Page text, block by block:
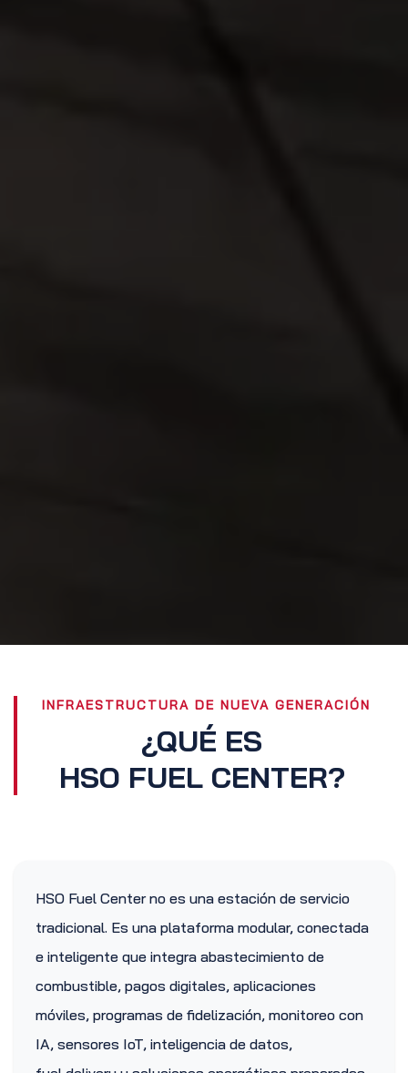
INFRAESTRUCTURA DE NUEVA GENERACIÓN
¿QUÉ ES
HSO FUEL CENTER?
HSO Fuel Center no es una estación de servicio
tradicional. Es una plataforma modular, conectada
e inteligente que integra abastecimiento de
combustible, pagos digitales, aplicaciones
móviles, programas de fidelización, monitoreo con
IA, sensores IoT, inteligencia de datos,